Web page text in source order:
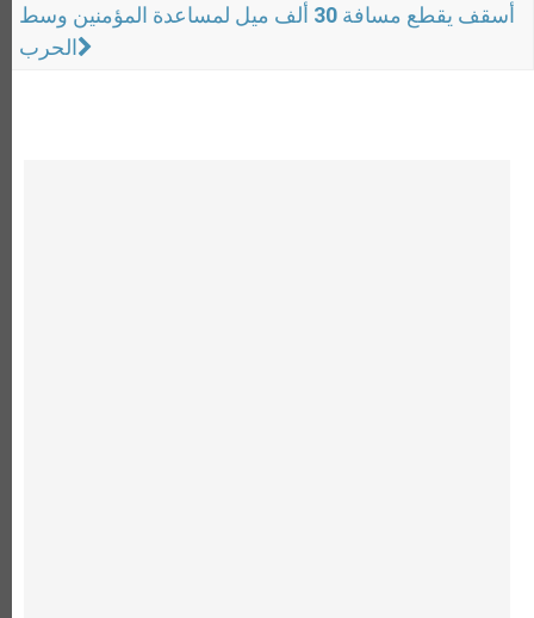
أسقف يقطع مسافة 30 ألف ميل لمساعدة المؤمنين وسط
الحرب